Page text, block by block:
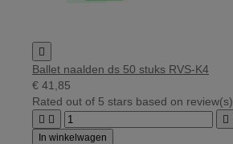

Ballet naalden ds 50 stuks RVS-K4
€ 41,85
Rated out of 5 stars based on review(s)
  
In winkelwagen